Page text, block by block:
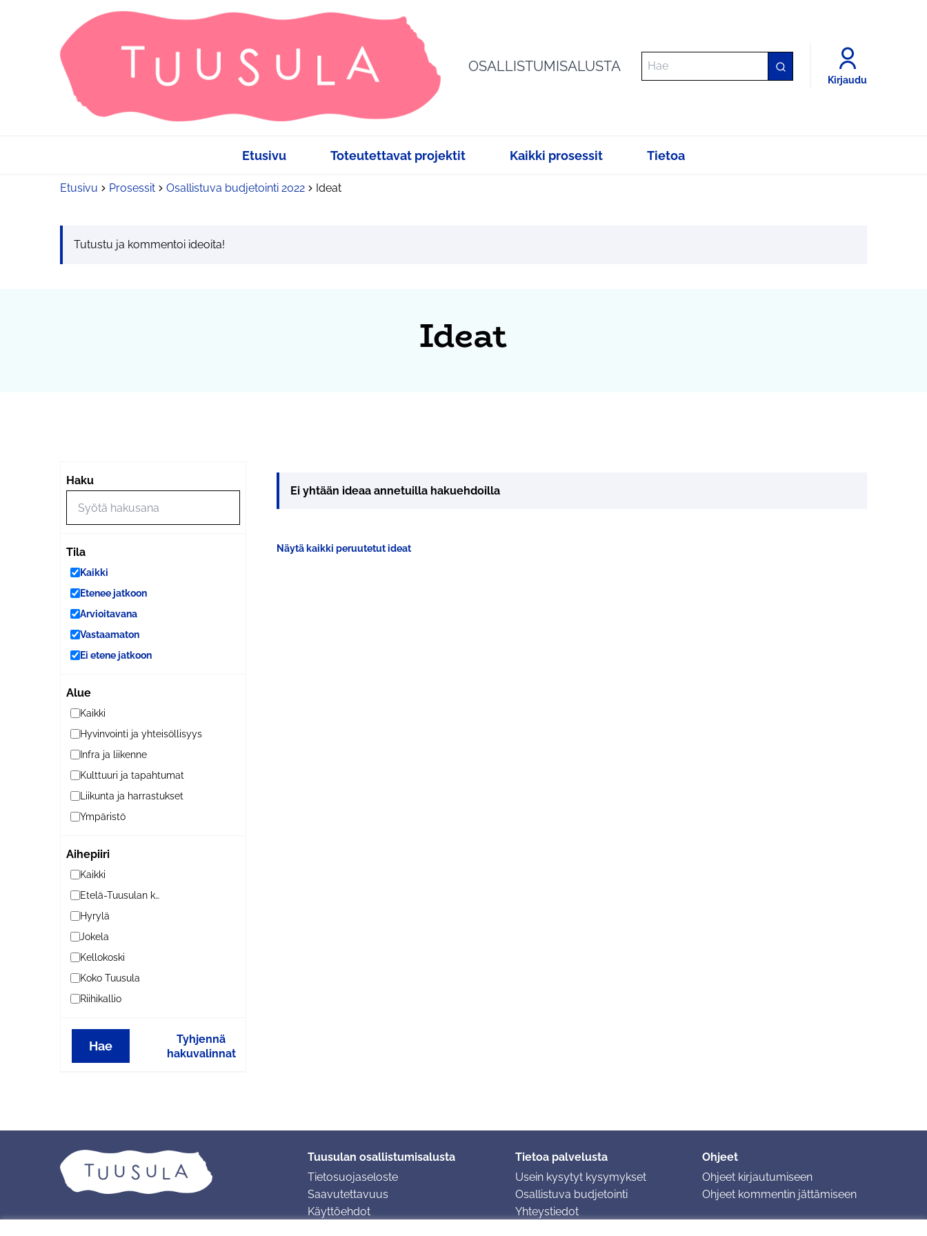
OSALLISTUMISALUSTA
Kirjaudu
Etusivu Toteutettavat projektit Kaikki prosessit Tietoa
Etusivu Prosessit Osallistuva budjetointi 2022 Ideat
Tutustu ja kommentoi ideoita!
Ideat
Haku
Tila
Kaikki
Etenee jatkoon
Arvioitavana
Vastaamaton
Ei etene jatkoon
Alue
Kaikki
Hyvinvointi ja yhteisöllisyys
Infra ja liikenne
Kulttuuri ja tapahtumat
Liikunta ja harrastukset
Ympäristö
Aihepiiri
Kaikki
Etelä-Tuusulan kylät
Hyrylä
Jokela
Kellokoski
Koko Tuusula
Riihikallio
Hae
Tyhjennä
hakuvalinnat
Ei yhtään ideaa annetuilla hakuehdoilla
Näytä kaikki peruutetut ideat
Tuusulan osallistumisalusta
Tietosuojaseloste
Saavutettavuus
Käyttöehdot
Tietoa palvelusta
Usein kysytyt kysymykset
Osallistuva budjetointi
Yhteystiedot
Ohjeet
Ohjeet kirjautumiseen
Ohjeet kommentin jättämiseen